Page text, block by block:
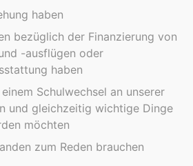
haben
bezüglich der Finanzierung von
-ausflügen oder
haben
Schulwechsel an unserer
und gleichzeitig wichtige Dinge
möchten
zum Reden brauchen